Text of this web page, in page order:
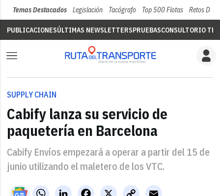
Temas Destacados Legislación Tacógrafo Top 500 Flotas Retos Del
PUBLICACIONESÚLTIMAS NEWSLETTERSPRUEBASCONSULTORIO
SUPPLY CHAIN
Cabify lanza su servicio de
paquetería en Barcelona
Cabify Envíos empezará a operar a partir del 15 de
junio utilizando el maletero de los VTC.
WhatsAppLinkedIn X
Facebook
Copy
Email